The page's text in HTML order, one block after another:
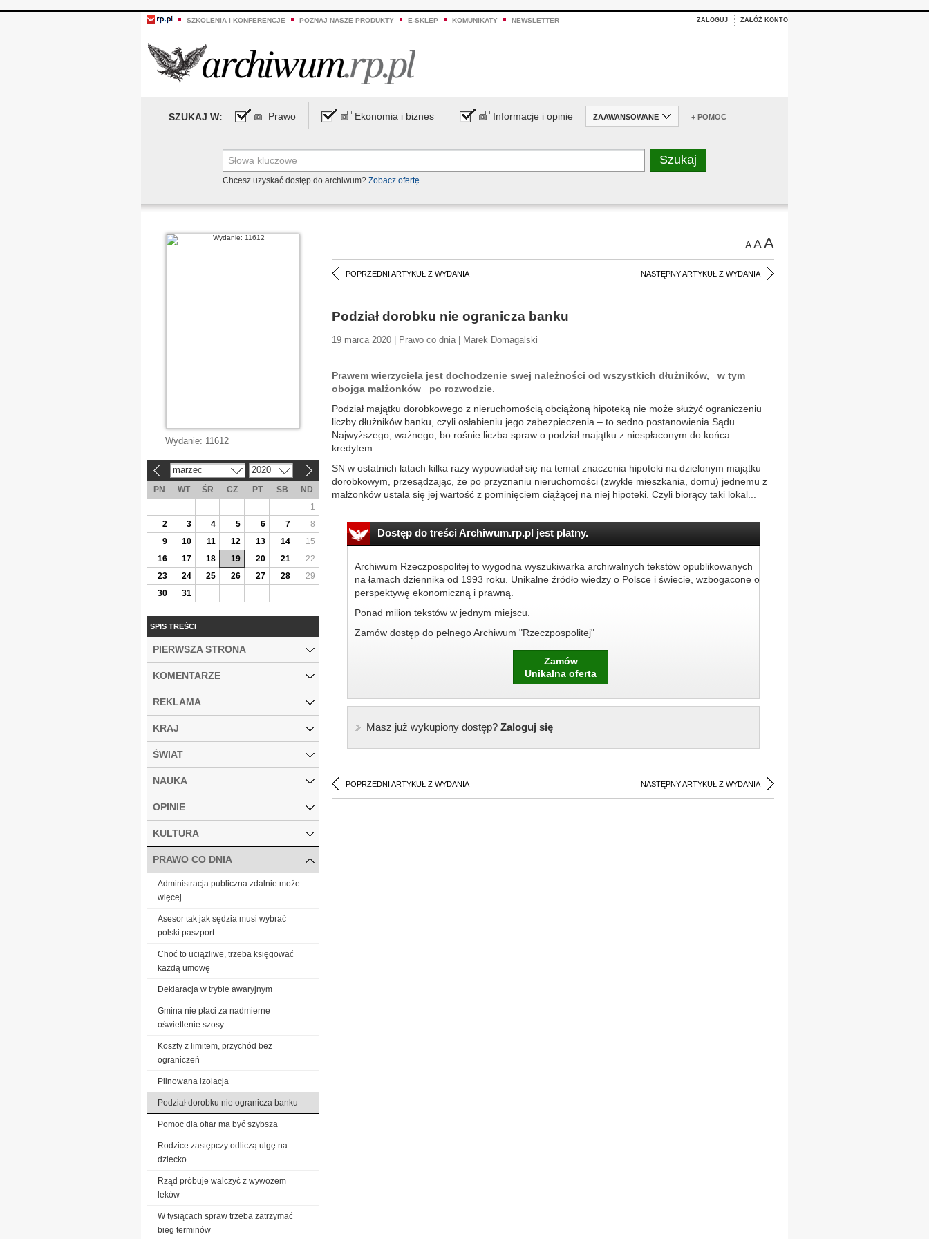
SZKOLENIA I KONFERENCJE POZNAJ NASZE PRODUKTY E-SKLEP KOMUNIKATY NEWSLETTER ZALOGUJ ZAŁÓŻ KONTO
SZUKAJ W: Prawo Ekonomia i biznes Informacje i opinie ZAAWANSOWANE + POMOC
Chcesz uzyskać dostęp do archiwum? Zobacz ofertę
AAA
POPRZEDNI ARTYKUŁ Z WYDANIA NASTĘPNY ARTYKUŁ Z WYDANIA
Podział dorobku nie ogranicza banku
19 marca 2020 | Prawo co dnia | Marek Domagalski
Prawem wierzyciela jest dochodzenie swej należności od wszystkich dłużników, w tym
obojga małżonków po rozwodzie.
Podział majątku dorobkowego z nieruchomością obciążoną hipoteką nie może służyć ograniczeniu
liczby dłużników banku, czyli osłabieniu jego zabezpieczenia – to sedno postanowienia Sądu
Najwyższego, ważnego, bo rośnie liczba spraw o podział majątku z niespłaconym do końca
kredytem.
SN w ostatnich latach kilka razy wypowiadał się na temat znaczenia hipoteki na dzielonym majątku
dorobkowym, przesądzając, że po przyznaniu nieruchomości (zwykle mieszkania, domu) jednemu z
małżonków ustala się jej wartość z pominięciem ciążącej na niej hipoteki. Czyli biorący taki lokal...
Dostęp do treści Archiwum.rp.pl jest płatny.
Archiwum Rzeczpospolitej to wygodna wyszukiwarka archiwalnych tekstów opublikowanych
na łamach dziennika od 1993 roku. Unikalne źródło wiedzy o Polsce i świecie, wzbogacone o
perspektywę ekonomiczną i prawną.
Ponad milion tekstów w jednym miejscu.
Zamów dostęp do pełnego Archiwum "Rzeczpospolitej"
Zamów
Unikalna oferta
Masz już wykupiony dostęp?Zaloguj się
POPRZEDNI ARTYKUŁ Z WYDANIA NASTĘPNY ARTYKUŁ Z WYDANIA
Wydanie: 11612
marzec 2020
PN WT ŚR CZ PT SB
ND
1
2
3 4 5 6 7
8
9
10 11 12 13 14
15
16
17 18 19 20 21
22
23
24 25 26 27 28
29
30
31
SPIS TREŚCI
PIERWSZA STRONA
KOMENTARZE
REKLAMA
KRAJ
ŚWIAT
NAUKA
OPINIE
KULTURA
PRAWO CO DNIA
Administracja publiczna zdalnie może
więcej
Asesor tak jak sędzia musi wybrać
polski paszport
Choć to uciążliwe, trzeba księgować
każdą umowę
Deklaracja w trybie awaryjnym
Gmina nie płaci za nadmierne
oświetlenie szosy
Koszty z limitem, przychód bez
ograniczeń
Pilnowana izolacja
Podział dorobku nie ogranicza banku
Pomoc dla ofiar ma być szybsza
Rodzice zastępczy odliczą ulgę na
dziecko
Rząd próbuje walczyć z wywozem
leków
W tysiącach spraw trzeba zatrzymać
bieg terminów